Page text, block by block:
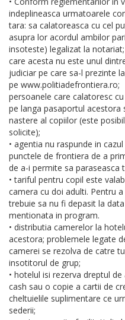
indeplineasca urmatoarele
tara: sa calatoreasca cu cel
asupra lor acordul ambilor
insoteste) legalizat la
care acesta nu este unul
judiciar pe care sa-l prezinte
pe www.politiadefrontiera.ro;
persoanele care calatoresc
pe langa pasaportul acestora
nastere al copiilor (este
solicite);
• agentia nu raspunde in
punctele de frontiera de a
de a-i permite sa paraseasca
• tariful pentru copil este
camera cu doi adulti. Pentru
trebuie sa nu fi depasit la
mentionata in program.
• distributia camerelor la
acestora; problemele legate
camerei se rezolva de catre
insotitorul de grup;
• hotelul isi rezerva dreptul
cash sau o copie a cartii de
cheltuielile suplimentare ce
sederii;